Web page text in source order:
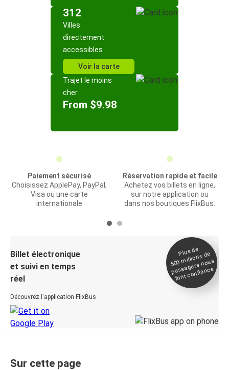
312
Villes
directement
accessibles
Voir la carte
Trajet le moins
cher
From $9.98
Paiement sécurisé
Choisissez ApplePay, PayPal,
Visa ou une carte
internationale
Réservation rapide et facile
Achetez vos billets en ligne,
sur notre application ou
dans nos boutiques FlixBus.
Billet électronique
et suivi en temps
réel
Découvrez l'application FlixBus
Plus de
500
millions de
passagers nous
font confiance
Sur cette page